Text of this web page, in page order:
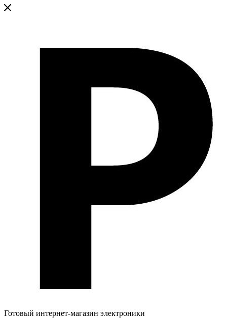
Готовый интернет-магазин электроники